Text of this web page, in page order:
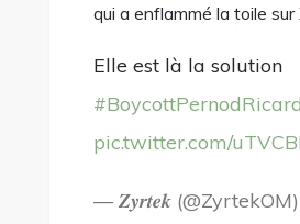
qui a enflammé la toile sur
Elle est là la solution
#BoycottPernodRicard
pic.twitter.com/
— 𝒁𝒚𝒓𝒕𝒆𝒌 (@ZyrtekOM)